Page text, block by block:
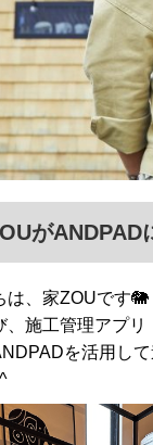
がANDPAD
は、家ZOUです🐘
、施工管理アプリ
を活用して